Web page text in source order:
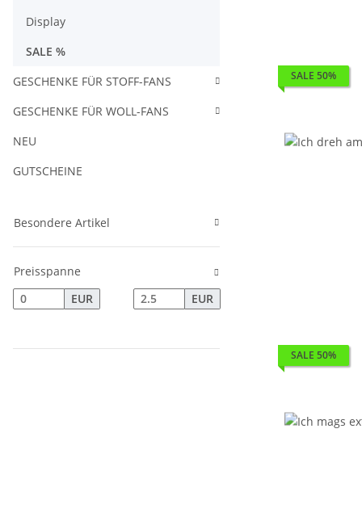
SALE 50%
SALE 50%
Display
SALE %
GESCHENKE FÜR STOFF-FANS
GESCHENKE FÜR WOLL-FANS
NEU
GUTSCHEINE
Besondere Artikel
Preisspanne
EUR
EUR